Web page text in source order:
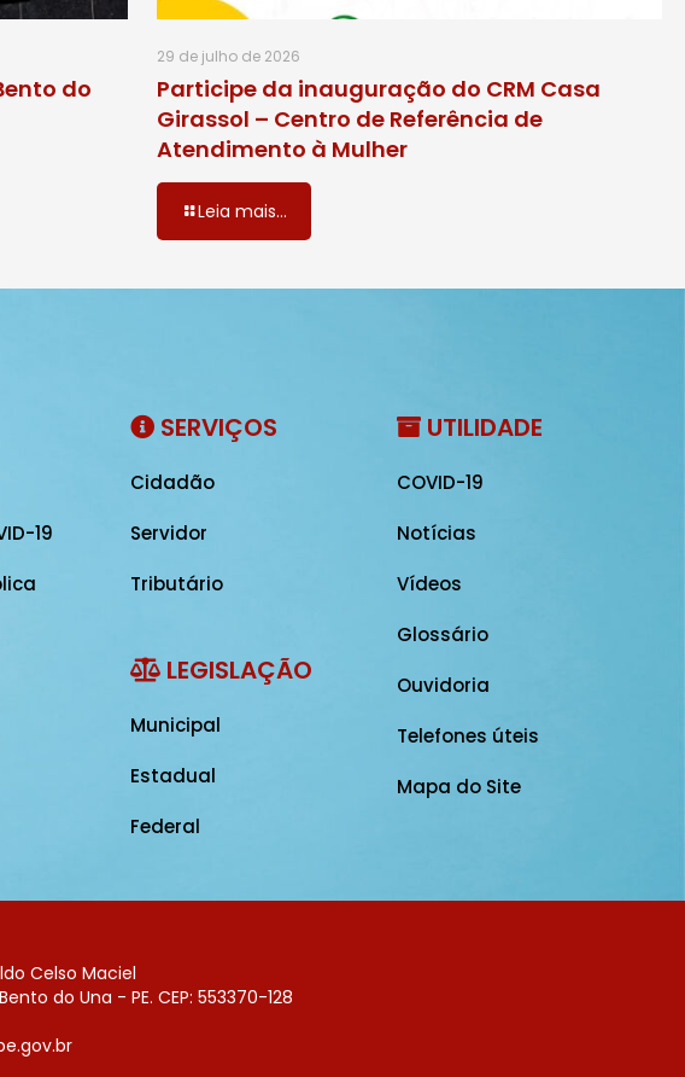
do
29 de julho de 2026
Participe da inauguração do CRM Casa
Girassol – Centro de Referência de
Atendimento à Mulher
Leia mais...
19
SERVIÇOS
Cidadão
Servidor
Tributário
LEGISLAÇÃO
Municipal
Estadual
Federal
UTILIDADE
COVID-19
Notícias
Vídeos
Glossário
Ouvidoria
Telefones úteis
Mapa do Site
Celso Maciel
do Una - PE. CEP: 553370-128